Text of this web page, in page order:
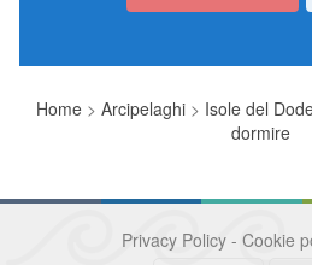
Home> Arcipelaghi> Isole del
dormire
Privacy Policy - Cookie